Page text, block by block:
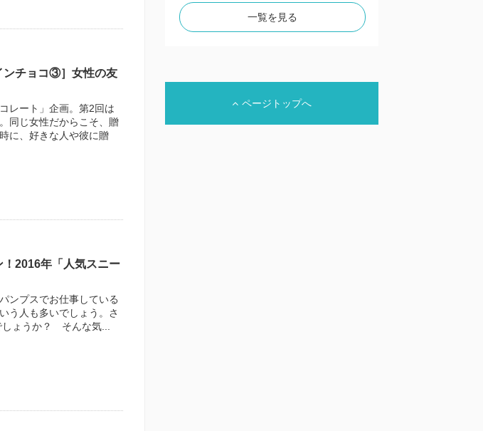
ンチョコ③］女性の友
レート」企画。第2回は
同じ女性だからこそ、贈
に、好きな人や彼に贈
2016年「人気スニー
ンプスでお仕事している
う人も多いでしょう。さ
ょうか？ そんな気...
一覧を見る
ページトップへ